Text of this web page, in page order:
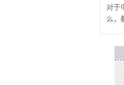
些？
对于
么，